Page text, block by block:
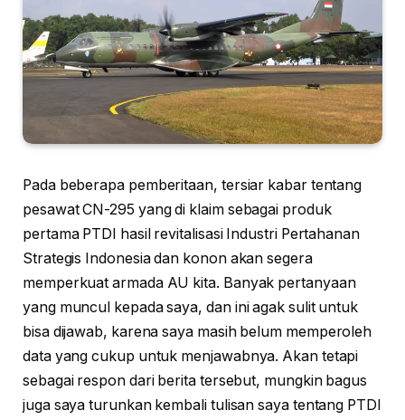
Pada beberapa pemberitaan, tersiar kabar tentang
pesawat CN-295 yang di klaim sebagai produk
pertama PTDI hasil revitalisasi Industri Pertahanan
Strategis Indonesia dan konon akan segera
memperkuat armada AU kita. Banyak pertanyaan
yang muncul kepada saya, dan ini agak sulit untuk
bisa dijawab, karena saya masih belum memperoleh
data yang cukup untuk menjawabnya. Akan tetapi
sebagai respon dari berita tersebut, mungkin bagus
juga saya turunkan kembali tulisan saya tentang PTDI